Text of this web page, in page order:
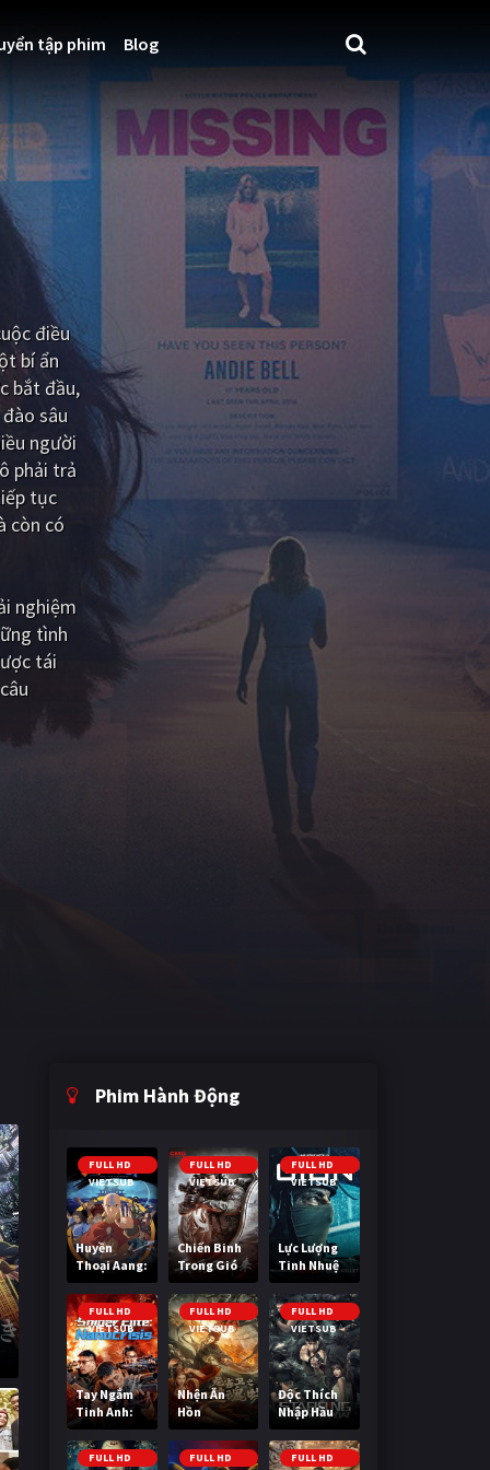
tập phim Blog
điều
bí ẩn
bắt đầu,
sâu
người
phải trả
tục
còn có
nghiệm
tình
tái
Phim Hành Động
FULL HD
VIETSUB
Huyền
Thoại Aang:
Tiết Khí Sư
Cuối Cùng
FULL HD
VIETSUB
Chiến Binh
Trong Gió
FULL HD
VIETSUB
Lực Lượng
Tinh Nhuệ
FULL HD
VIETSUB
Tay Ngắm
Tinh Anh:
Nguy Cơ
Nano
FULL HD
VIETSUB
Nhện Ăn
Hồn
FULL HD
VIETSUB
Độc Thích
Nhập Hầu
FULL HD
FULL HD
FULL HD